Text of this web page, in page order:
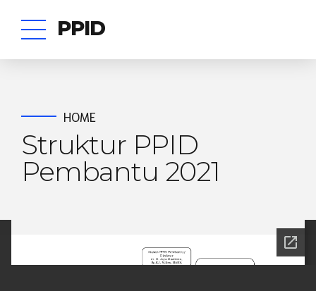
PPID
HOME
Struktur PPID
Pembantu 2021